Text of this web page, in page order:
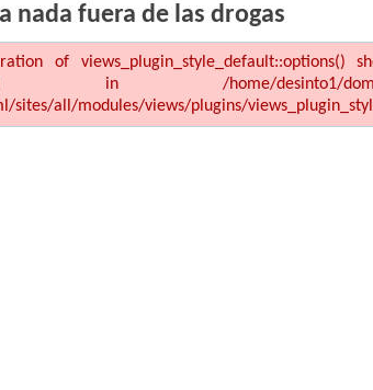
nada fuera de las drogas
of views_plugin_style_default::options()
in /home/desinto1/domains/
sites/all/modules/views/plugins/